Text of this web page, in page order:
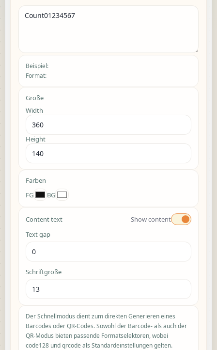
Beispiel:
Format:
Größe
Width
Height
Farben
FG
BG
Content text
Show content
Text gap
Schriftgröße
Der Schnellmodus dient zum direkten Generieren eines
Barcodes oder QR-Codes. Sowohl der Barcode- als auch der
QR-Modus bieten passende Formatselektoren, wobei
code128 und qrcode als Standardeinstellungen gelten.